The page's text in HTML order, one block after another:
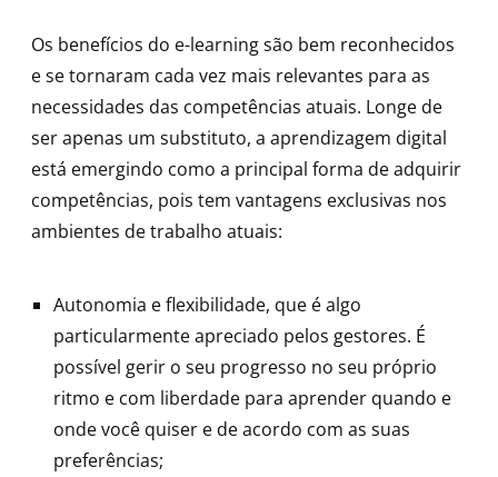
Os benefícios do e-learning são bem reconhecidos
e se tornaram cada vez mais relevantes para as
necessidades das competências atuais. Longe de
ser apenas um substituto, a aprendizagem digital
está emergindo como a principal forma de adquirir
competências, pois tem vantagens exclusivas nos
ambientes de trabalho atuais:
Autonomia e flexibilidade, que é algo
particularmente apreciado pelos gestores. É
possível gerir o seu progresso no seu próprio
ritmo e com liberdade para aprender quando e
onde você quiser e de acordo com as suas
preferências;